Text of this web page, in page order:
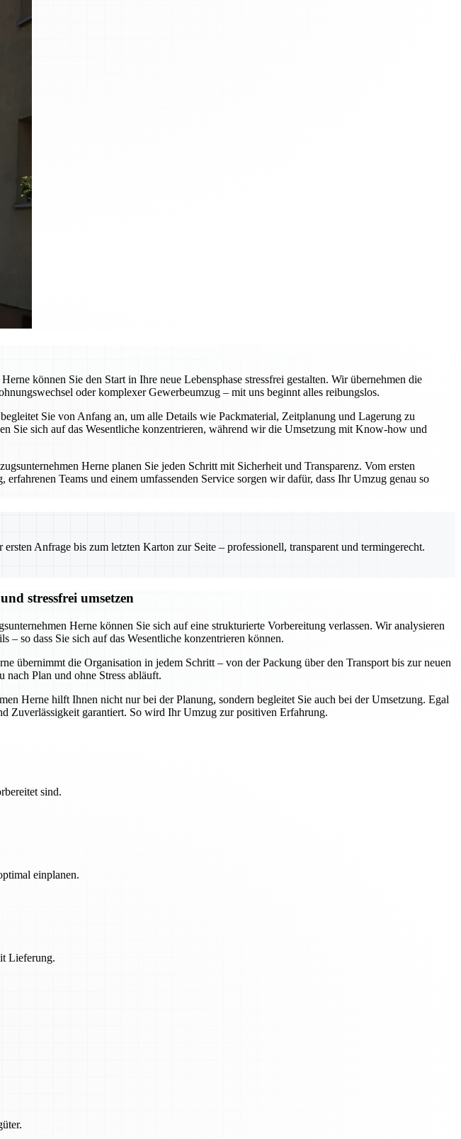
können Sie den Start in Ihre neue Lebensphase stressfrei gestalten. Wir übernehmen die
oder komplexer Gewerbeumzug – mit uns beginnt alles reibungslos.
Sie von Anfang an, um alle Details wie Packmaterial, Zeitplanung und Lagerung zu
Sie sich auf das Wesentliche konzentrieren, während wir die Umsetzung mit Know-how und
Herne planen Sie jeden Schritt mit Sicherheit und Transparenz. Vom ersten
Teams und einem umfassenden Service sorgen wir dafür, dass Ihr Umzug genau so
Anfrage bis zum letzten Karton zur Seite – professionell, transparent und termingerecht.
stressfrei umsetzen
Herne können Sie sich auf eine strukturierte Vorbereitung verlassen. Wir analysieren
– so dass Sie sich auf das Wesentliche konzentrieren können.
übernimmt die Organisation in jedem Schritt – von der Packung über den Transport bis zur neuen
Plan und ohne Stress abläuft.
Herne hilft Ihnen nicht nur bei der Planung, sondern begleitet Sie auch bei der Umsetzung. Egal
Zuverlässigkeit garantiert. So wird Ihr Umzug zur positiven Erfahrung.
sind.
einplanen.
Lieferung.